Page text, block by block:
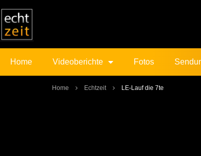
Home Videoberichte Fotos
Home Echtzeit LE-Lauf die 7te